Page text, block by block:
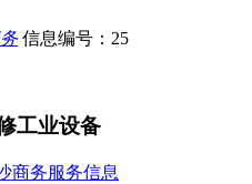
信息编号：25
工业设备
商务服务信息